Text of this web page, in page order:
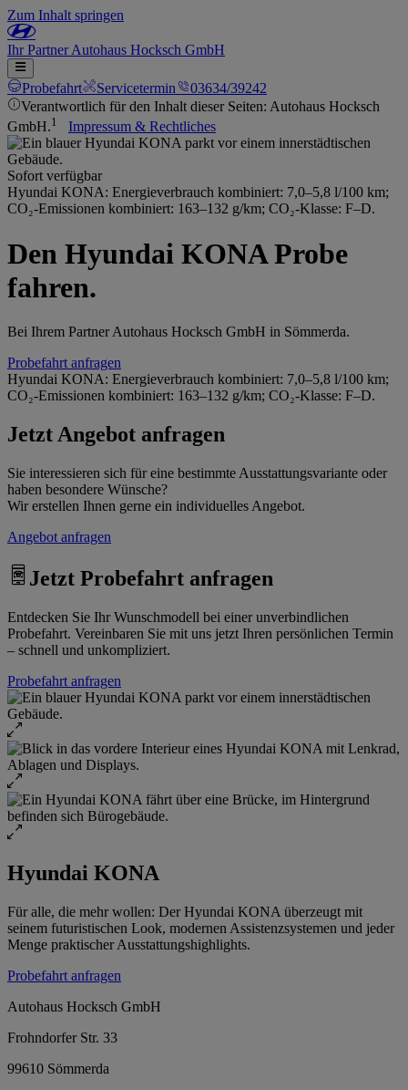
Zum Inhalt springen
IhrPartnerAutohaus Hocksch GmbH
Probefahrt Servicetermin
03634/39242
Verantwortlich für den Inhalt dieser Seiten: Autohaus Hocksch
GmbH.1 Impressum & Rechtliches
Sofort verfügbar
Hyundai KONA: Energieverbrauch kombiniert: 7,0–5,8 l/100 km;
CO₂-Emissionen kombiniert: 163–132 g/km; CO₂-Klasse: F–D.
Den Hyundai KONA Probe
fahren.
Bei Ihrem Partner Autohaus Hocksch GmbH in Sömmerda.
Probefahrt anfragen
Hyundai KONA: Energieverbrauch kombiniert: 7,0–5,8 l/100 km;
CO₂-Emissionen kombiniert: 163–132 g/km; CO₂-Klasse: F–D.
Jetzt Angebot anfragen
Sie interessieren sich für eine bestimmte Ausstattungsvariante oder
haben besondere Wünsche?
Wir erstellen Ihnen gerne ein individuelles Angebot.
Angebot anfragen
Jetzt Probefahrt anfragen
Entdecken Sie Ihr Wunschmodell bei einer unverbindlichen
Probefahrt. Vereinbaren Sie mit uns jetzt Ihren persönlichen Termin
– schnell und unkompliziert.
Probefahrt anfragen
Hyundai KONA
Für alle, die mehr wollen: Der Hyundai KONA überzeugt mit
seinem futuristischen Look, modernen Assistenzsystemen und jeder
Menge praktischer Ausstattungshighlights.
Probefahrt anfragen
Autohaus Hocksch GmbH
Frohndorfer Str. 33
99610 Sömmerda